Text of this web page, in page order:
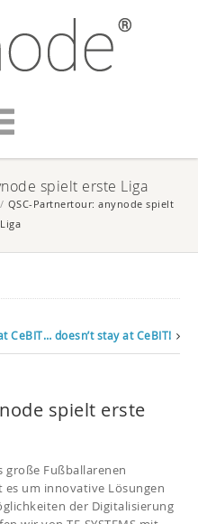
spielt erste Liga
/ QSC-Partnertour: anynode spielt
CeBIT… doesn’t stay at CeBIT!
spielt erste
große Fußballarenen
um innovative Lösungen
der Digitalisierung